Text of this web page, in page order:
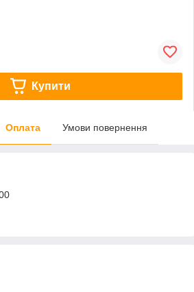
Купити
Оплата Умови повернення